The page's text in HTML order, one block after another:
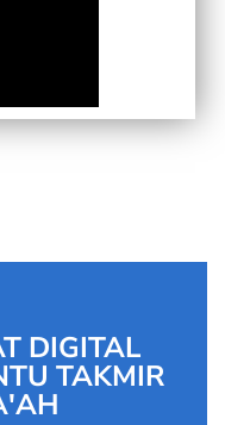
DIGITAL
TAKMIR